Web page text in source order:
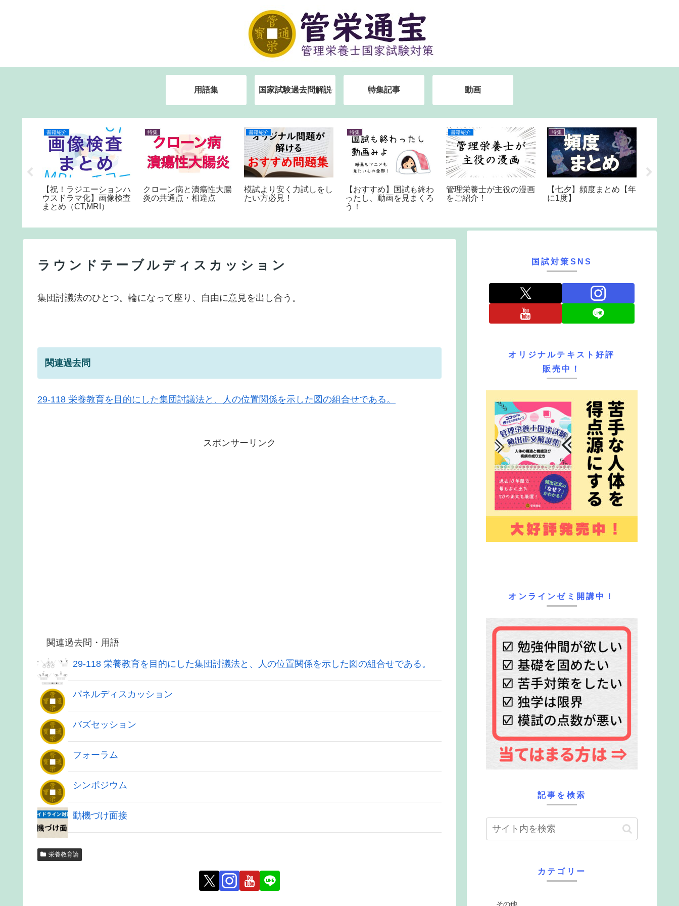
用語集 国家試験過去問解説 特集記事 動画
書籍紹介
【祝！ラジエーションハ
ウスドラマ化】画像検査
まとめ（CT,MRI）
特集
クローン病と潰瘍性大腸
炎の共通点・相違点
書籍紹介
模試より安く力試しをし
たい方必見！
特集
【おすすめ】国試も終わ
ったし、動画を見まくろ
う！
書籍紹介
管理栄養士が主役の漫画
をご紹介！
特集
【七夕】頻度まとめ【年
に1度】
ラウンドテーブルディスカッション
集団討議法のひとつ。輪になって座り、自由に意見を出し合う。
関連過去問
29-118 栄養教育を目的にした集団討議法と、人の位置関係を示した図の組合せである。
スポンサーリンク
関連過去問・用語
29-118 栄養教育を目的にした集団討議法と、人の位置関係を示した図の組合せである。
パネルディスカッション
バズセッション
フォーラム
シンポジウム
動機づけ面接
栄養教育論
国試対策SNS
オリジナルテキスト好評
販売中！
オンラインゼミ開講中！
記事を検索
カテゴリー
その他